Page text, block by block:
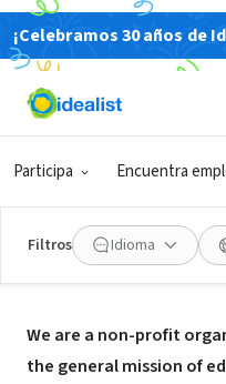
¡Celebramos 30 años de
Participa Encuentra
Filtros Idioma
ORGANIZACIÓN SIN FIN
Friends of
Acerca de
We are a non-profit
the general mission of